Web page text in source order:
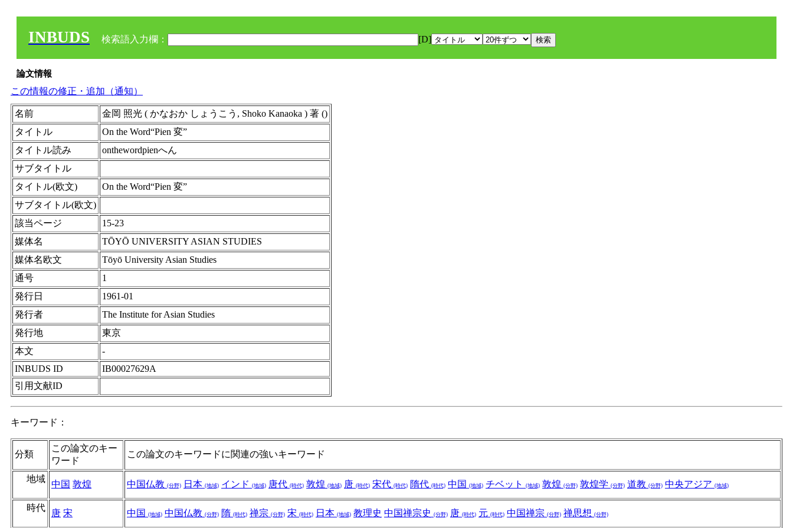
INBUDS 検索語入力欄： [D]
論文情報
この情報の修正・追加（通知）
名前
金岡 照光 ( かなおか しょうこう, Shoko Kanaoka ) 著 ()
タイトル
On the Word“Pien 変”
タイトル読み
onthewordpienへん
サブタイトル
タイトル(欧文)
On the Word“Pien 変”
サブタイトル(欧文)
該当ページ
15-23
媒体名
TŌYŌ UNIVERSITY ASIAN STUDIES
媒体名欧文
Tōyō University Asian Studies
通号
1
発行日
1961-01
発行者
The Institute for Asian Studies
発行地
東京
本文
-
INBUDS ID
IB00027629A
引用文献ID
キーワード：
分類
この論文のキー
ワード
この論文のキーワードに関連の強いキーワード
地域
中国 敦煌 中国仏教 (分野) 日本 (地域) インド (地域) 唐代 (時代) 敦煌 (地域) 唐 (時代) 宋代 (時代) 隋代 (時代) 中国 (地域) チベット (地域) 敦煌 (分野) 敦煌学 (分野) 道教 (分野) 中央アジア (地域)
時代
唐 宋 中国 (地域) 中国仏教 (分野) 隋 (時代) 禅宗 (分野) 宋 (時代) 日本 (地域) 教理史 中国禅宗史 (分野) 唐 (時代) 元 (時代) 中国禅宗 (分野) 禅思想 (分野)